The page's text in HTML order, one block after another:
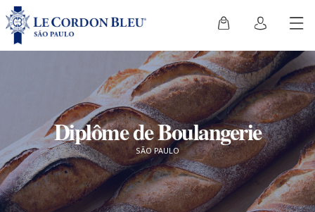
Diplôme de Boulangerie
SÃO PAULO